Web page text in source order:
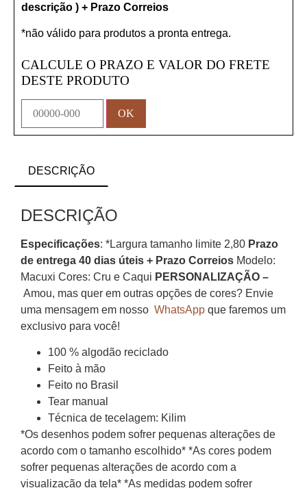
descrição ) + Prazo Correios
*não válido para produtos a pronta entrega.
CALCULE O PRAZO E VALOR DO FRETE
DESTE PRODUTO
DESCRIÇÃO
DESCRIÇÃO
Especificações: *Largura tamanho limite 2,80 Prazo
de entrega 40 dias úteis + Prazo Correios Modelo:
Macuxi Cores: Cru e Caqui PERSONALIZAÇÃO –
Amou, mas quer em outras opções de cores? Envie
uma mensagem em nosso WhatsApp que faremos um
exclusivo para você!
100 % algodão reciclado
Feito à mão
Feito no Brasil
Tear manual
Técnica de tecelagem: Kilim
*Os desenhos podem sofrer pequenas alterações de
acordo com o tamanho escolhido* *As cores podem
sofrer pequenas alterações de acordo com a
visualização da tela* *As medidas podem sofrer